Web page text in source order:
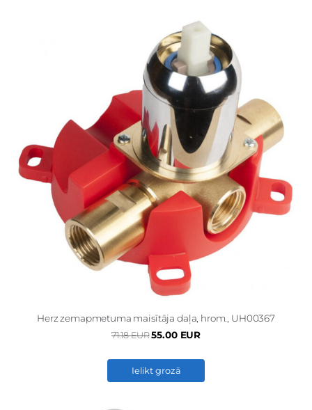
Herz zemapmetuma maisītāja daļa, hrom., UH00367
71.18 EUR55.00 EUR
Ielikt grozā